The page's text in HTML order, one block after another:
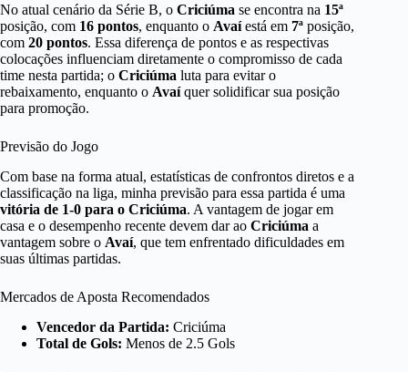
No atual cenário da Série B, o Criciúma se encontra na 15ª
posição, com 16 pontos, enquanto o Avaíestá em 7ª posição,
com 20 pontos. Essa diferença de pontos e as respectivas
colocações influenciam diretamente o compromisso de cada
time nesta partida; o Criciúma luta para evitar o
rebaixamento, enquanto o Avaíquer solidificar sua posição
para promoção.
Previsão do Jogo
Com base na forma atual, estatísticas de confrontos diretos e a
classificação na liga, minha previsão para essa partida é uma
vitória de 1-0 para o Criciúma. A vantagem de jogar em
casa e o desempenho recente devem dar ao Criciúma a
vantagem sobre o Avaí, que tem enfrentado dificuldades em
suas últimas partidas.
Mercados de Aposta Recomendados
Vencedor da Partida: Criciúma
Total de Gols: Menos de 2.5 Gols